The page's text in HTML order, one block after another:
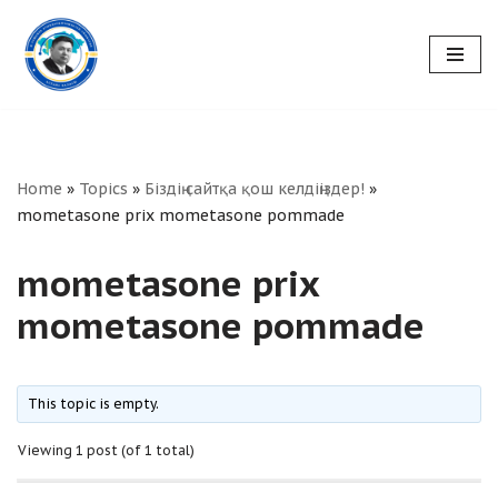
Skip
to
Home » Topics » Біздің сайтқа қош келдіңіздер! »
mometasone prix mometasone pommade
mometasone prix
mometasone pommade
This topic is empty.
Viewing 1 post (of 1 total)